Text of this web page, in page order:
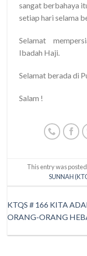
sangat berbahaya
setiap hari selama
Selamat
Ibadah Haji.
Selamat berada di
Salam !
This entry was
SUNNAH
KTQS # 166 KITA
ORANG-ORANG